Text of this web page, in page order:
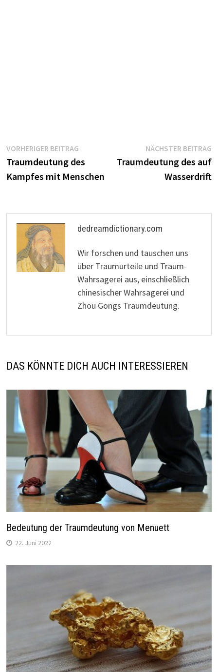
Beitragsnavigation
VORHERIGER BEITRAGVorheriger
Beitrag:
Traumdeutung des
Kampfes mit Menschen
NÄCHSTER BEITRAG
Traumdeutung des auf
Wasserdrift
dedreamdictionary.com
Wir forschen und tauschen uns
über Traumurteile und Traum-
Wahrsagerei aus, einschließlich
chinesischer Wahrsagerei und
Zhou Gongs Traumdeutung.
DAS KÖNNTE DICH AUCH INTERESSIEREN
Bedeutung der Traumdeutung von Menuett
22. Juni 2022